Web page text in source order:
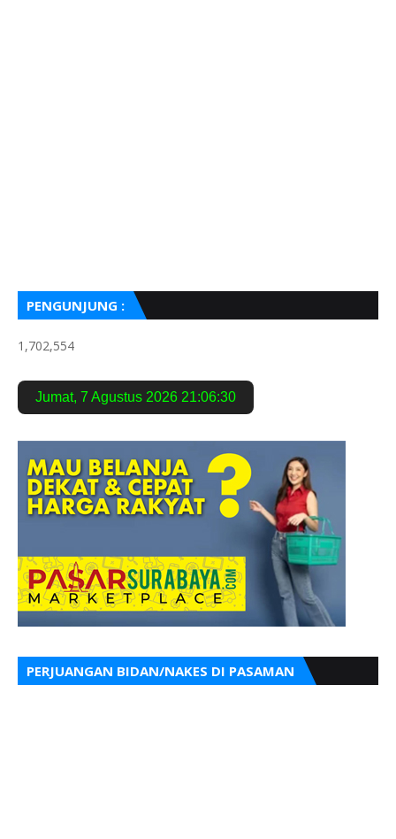
PENGUNJUNG :
1,702,554
Jumat, 7 Agustus 2026 21:06:31
PERJUANGAN BIDAN/NAKES DI PASAMAN